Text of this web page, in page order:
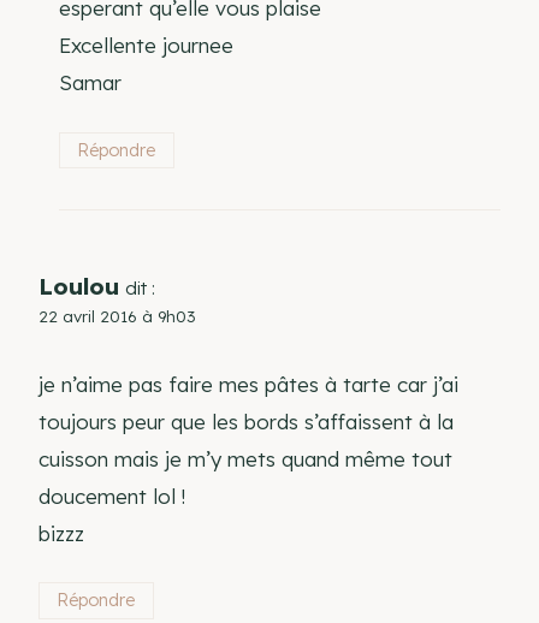
esperant qu’elle vous plaise
Excellente journee
Samar
Répondre
Loulou dit :
22 avril 2016 à 9h03
je n’aime pas faire mes pâtes à tarte car j’ai
toujours peur que les bords s’affaissent à la
cuisson mais je m’y mets quand même tout
doucement lol !
bizzz
Répondre